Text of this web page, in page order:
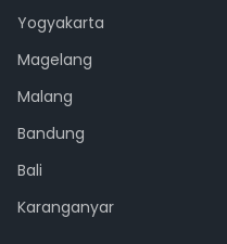
Yogyakarta
Magelang
Malang
Bandung
Bali
Karanganyar